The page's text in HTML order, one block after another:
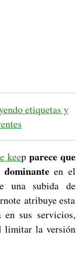
etiquetas y
keep parece que
en el
una subida de
atribuye esta
en sus servicios,
limitar la versión